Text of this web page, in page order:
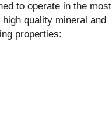
to operate in the most
high quality mineral and
properties: